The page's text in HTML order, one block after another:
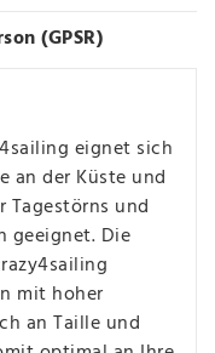
(GPSR)
eignet sich
an der Küste und
Tagestörns und
geeignet. Die
mit hoher
an Taille und